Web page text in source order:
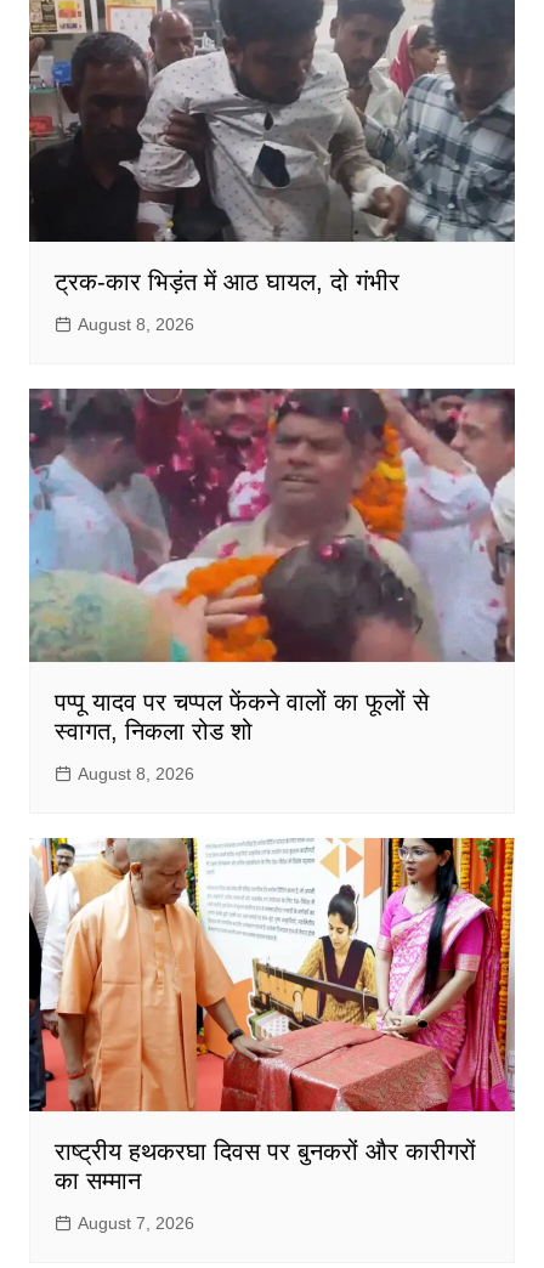
ट्रक-कार भिड़ंत में आठ घायल, दो गंभीर
August 8, 2026
पप्पू यादव पर चप्पल फेंकने वालों का फूलों से
स्वागत, निकला रोड शो
August 8, 2026
राष्ट्रीय हथकरघा दिवस पर बुनकरों और कारीगरों
का सम्मान
August 7, 2026